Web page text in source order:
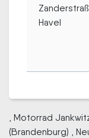
Havel
, Motorrad
(Brandenburg) ,